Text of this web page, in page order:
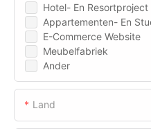
Hotel- En Resortproject
Appartementen- En
E-Commerce Website
Meubelfabriek
Ander
Land